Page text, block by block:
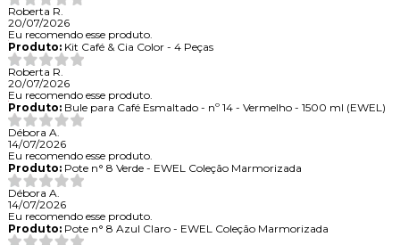
Roberta R.
20/07/2026
Eu recomendo esse produto.
Produto:Kit Café & Cia Color - 4 Peças
Roberta R.
20/07/2026
Eu recomendo esse produto.
Produto:Bule para Café Esmaltado - nº 14 - Vermelho - 1500 ml (EWEL)
Débora A.
14/07/2026
Eu recomendo esse produto.
Produto:Pote n° 8 Verde - EWEL Coleção Marmorizada
Débora A.
14/07/2026
Eu recomendo esse produto.
Produto:Pote n° 8 Azul Claro - EWEL Coleção Marmorizada